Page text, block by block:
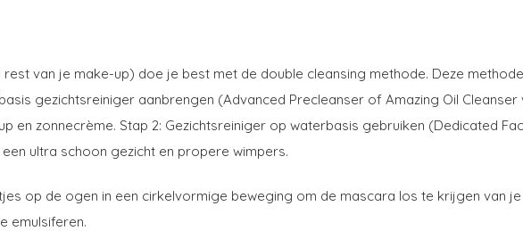
van je make-up) doe je best met de double cleansing methode. Deze
gezichtsreiniger aanbrengen (Advanced Precleanser of Amazing Oil Cleanser
en zonnecrème. Stap 2: Gezichtsreiniger op waterbasis gebruiken (Dedicated
ultra schoon gezicht en propere wimpers.
op de ogen in een cirkelvormige beweging om de mascara los te krijgen van
emulsiferen.